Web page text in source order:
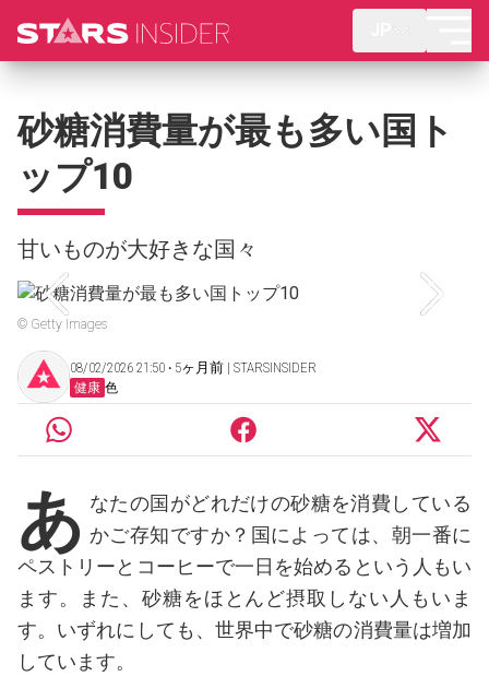
砂糖消費量が最も多い国ト
ップ10
甘いものが大好きな国々
© Getty Images
08/02/2026 21:50 ‧ 5ヶ月前 | STARSINSIDER
健康 色
あ なたの国がどれだけの砂糖を消費している
かご存知ですか？国によっては、朝一番に
ペストリーとコーヒーで一日を始めるという人もい
ます。また、砂糖をほとんど摂取しない人もいま
す。いずれにしても、世界中で砂糖の消費量は増加
しています。